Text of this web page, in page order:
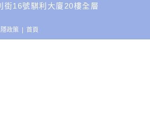
街16號騏利大廈20樓全層
政策 首頁